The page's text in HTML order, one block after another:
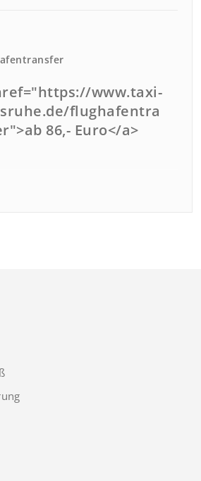
www.taxi-
flughafentra
86,- Euro</a>